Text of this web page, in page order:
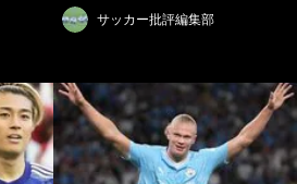
サッカー批評編集部